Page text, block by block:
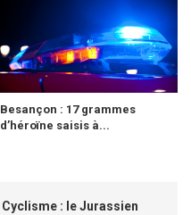
Besançon : 17 grammes
d’héroïne saisis à...
Cyclisme : le Jurassien